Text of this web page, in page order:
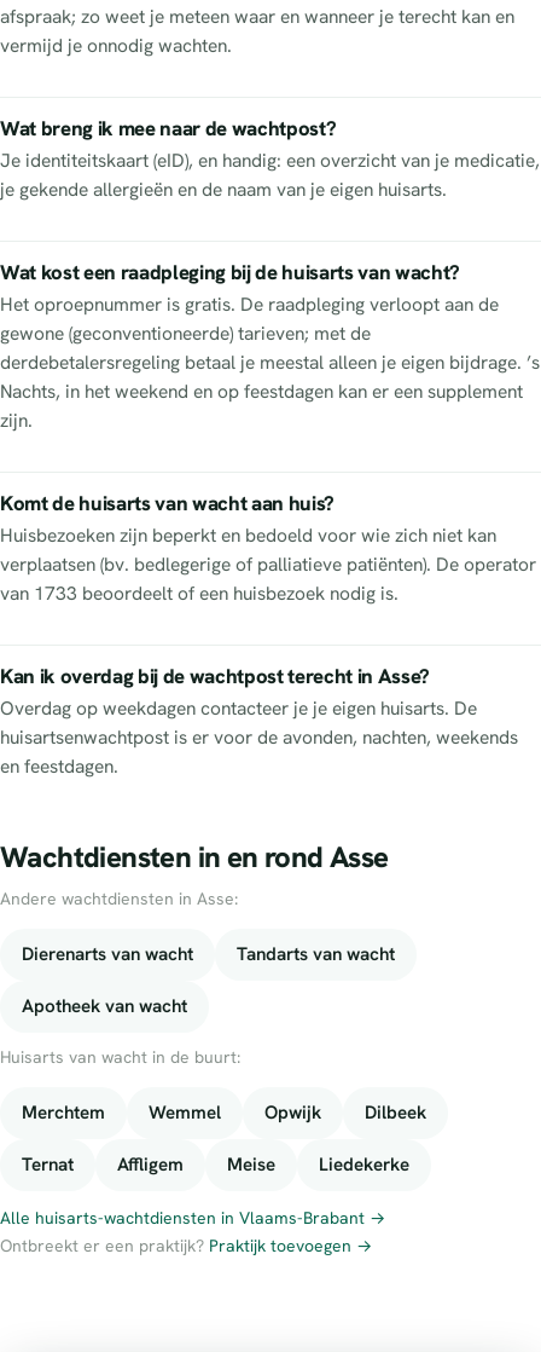
afspraak; zo weet je meteen waar en wanneer je terecht kan en
vermijd je onnodig wachten.
Wat breng ik mee naar de wachtpost?
Je identiteitskaart (eID), en handig: een overzicht van je medicatie,
je gekende allergieën en de naam van je eigen huisarts.
Wat kost een raadpleging bij de huisarts van wacht?
Het oproepnummer is gratis. De raadpleging verloopt aan de
gewone (geconventioneerde) tarieven; met de
derdebetalersregeling betaal je meestal alleen je eigen bijdrage. ’s
Nachts, in het weekend en op feestdagen kan er een supplement
zijn.
Komt de huisarts van wacht aan huis?
Huisbezoeken zijn beperkt en bedoeld voor wie zich niet kan
verplaatsen (bv. bedlegerige of palliatieve patiënten). De operator
van 1733 beoordeelt of een huisbezoek nodig is.
Kan ik overdag bij de wachtpost terecht in Asse?
Overdag op weekdagen contacteer je je eigen huisarts. De
huisartsenwachtpost is er voor de avonden, nachten, weekends
en feestdagen.
Wachtdiensten in en rond Asse
Andere wachtdiensten in Asse:
Dierenarts van wacht Tandarts van wacht
Apotheek van wacht
Huisarts van wacht in de buurt:
Merchtem Wemmel Opwijk Dilbeek
Ternat Affligem Meise Liedekerke
Alle huisarts-wachtdiensten in Vlaams-Brabant →
Ontbreekt er een praktijk? Praktijk toevoegen →